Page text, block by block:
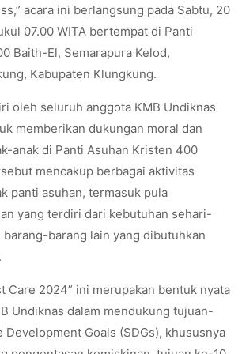
acara ini berlangsung pada Sabtu, 20
07.00 WITA bertempat di Panti
Baith-El, Semarapura Kelod,
Kabupaten Klungkung.
oleh seluruh anggota KMB Undiknas
memberikan dukungan moral dan
anak di Panti Asuhan Kristen 400
mencakup berbagai aktivitas
panti asuhan, termasuk pula
yang terdiri dari kebutuhan sehari-
barang-barang lain yang dibutuhkan
Care 2024” ini merupakan bentuk nyata
Undiknas dalam mendukung tujuan-
Development Goals (SDGs), khususnya